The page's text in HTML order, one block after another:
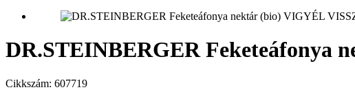
DR.STEINBERGER Feketeáfonya
Cikkszám: 607719